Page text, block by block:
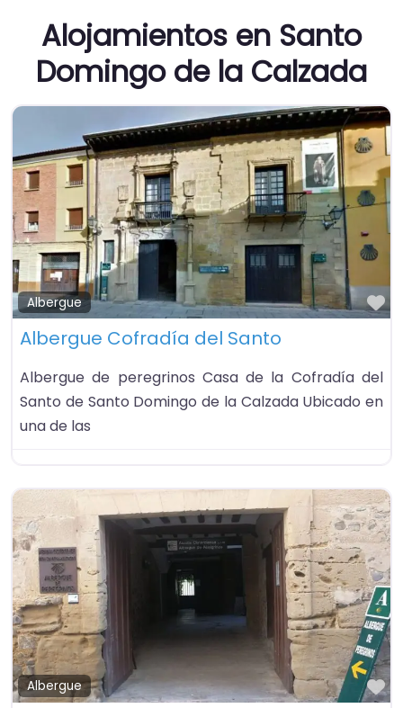
Alojamientos en Santo
Domingo de la Calzada
Albergue
Albergue Cofradía del Santo
Albergue de peregrinos Casa de la Cofradía del
Santo de Santo Domingo de la Calzada Ubicado en
una de las
Albergue